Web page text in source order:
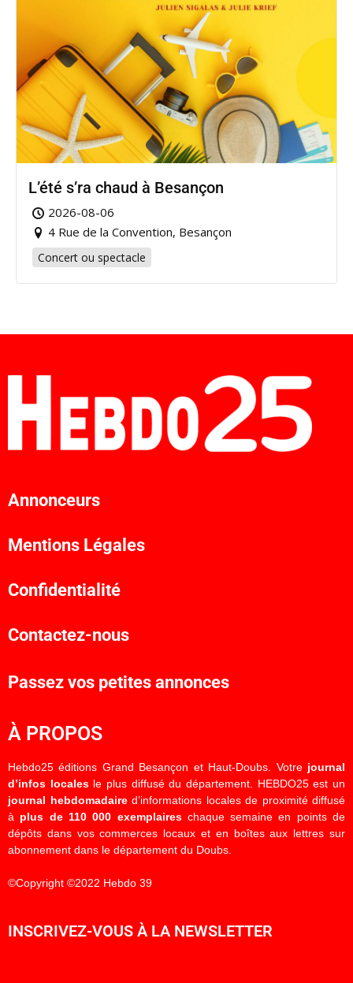
L’été s’ra chaud à Besançon
2026-08-06
4 Rue de la Convention, Besançon
Concert ou spectacle
Annonceurs
Mentions Légales
Confidentialité
Contactez-nous
Passez vos petites annonces
À PROPOS
Hebdo25 éditions Grand Besançon et Haut-Doubs. Votre journal
d’infos localesle plus diffusé du département. HEBDO25 est un
journal hebdomadaired’informations locales de proximité diffusé
à plus de 110 000 exemplaireschaque semaine en points de
dépôts dans vos commerces locaux et en boîtes aux lettres sur
abonnement dans le département du Doubs.
©Copyright ©2022 Hebdo 39
INSCRIVEZ-VOUS À LA NEWSLETTER